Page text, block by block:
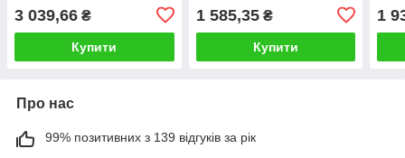
3 039,66 ₴
Купити
1 585,35₴
Купити
1
Про нас
99% позитивних з 139 відгуків за рік